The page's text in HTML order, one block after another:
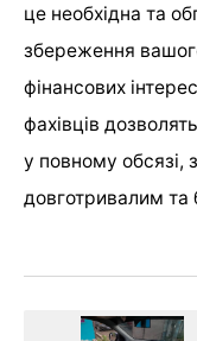
це необхідна та
збереження
фінансових
фахівців
у повному обсязі,
довготривалим та